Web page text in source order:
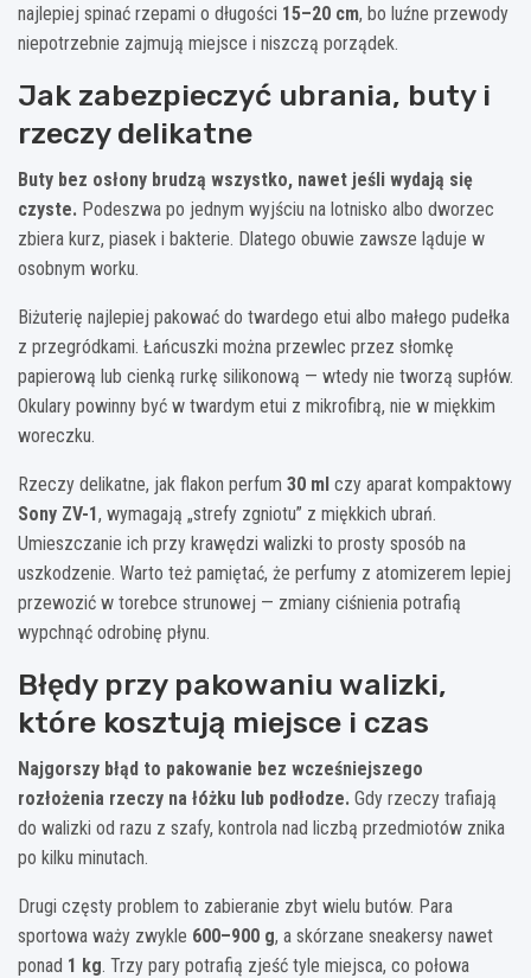
najlepiej spinać rzepami o długości 15–20 cm, bo luźne przewody
niepotrzebnie zajmują miejsce i niszczą porządek.
Jak zabezpieczyć ubrania, buty i
rzeczy delikatne
Buty bez osłony brudzą wszystko, nawet jeśli wydają się
czyste. Podeszwa po jednym wyjściu na lotnisko albo dworzec
zbiera kurz, piasek i bakterie. Dlatego obuwie zawsze ląduje w
osobnym worku.
Biżuterię najlepiej pakować do twardego etui albo małego pudełka
z przegródkami. Łańcuszki można przewlec przez słomkę
papierową lub cienką rurkę silikonową — wtedy nie tworzą supłów.
Okulary powinny być w twardym etui z mikrofibrą, nie w miękkim
woreczku.
Rzeczy delikatne, jak flakon perfum 30 ml czy aparat kompaktowy
Sony ZV-1, wymagają „strefy zgniotu” z miękkich ubrań.
Umieszczanie ich przy krawędzi walizki to prosty sposób na
uszkodzenie. Warto też pamiętać, że perfumy z atomizerem lepiej
przewozić w torebce strunowej — zmiany ciśnienia potrafią
wypchnąć odrobinę płynu.
Błędy przy pakowaniu walizki,
które kosztują miejsce i czas
Najgorszy błąd to pakowanie bez wcześniejszego
rozłożenia rzeczy na łóżku lub podłodze. Gdy rzeczy trafiają
do walizki od razu z szafy, kontrola nad liczbą przedmiotów znika
po kilku minutach.
Drugi częsty problem to zabieranie zbyt wielu butów. Para
sportowa waży zwykle 600–900 g, a skórzane sneakersy nawet
ponad 1 kg. Trzy pary potrafią zjeść tyle miejsca, co połowa